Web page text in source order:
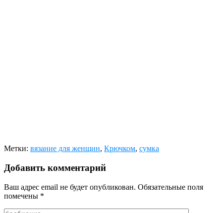
Метки: вязание для женщин, Крючком, сумка
Добавить комментарий
Ваш адрес email не будет опубликован. Обязательные поля
помечены *